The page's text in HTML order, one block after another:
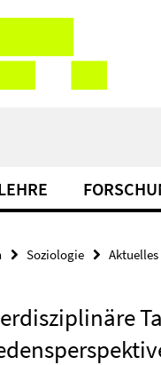
Soziologie Aktuelles